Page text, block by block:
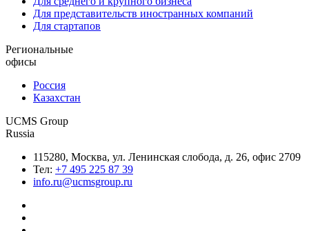
Для представительств иностранных компаний
Для стартапов
Региональные
офисы
Россия
Казахстан
UCMS Group
Russia
115280, Москва, ул. Ленинская слобода, д. 26, офис 2709
Тел: +7 495 225 87 39
info.ru@ucmsgroup.ru